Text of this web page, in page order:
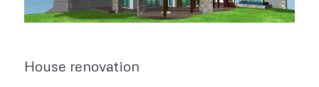
House renovation